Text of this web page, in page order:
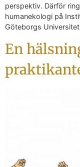
perspektiv. Därför
humanekologi på
Göteborgs
En